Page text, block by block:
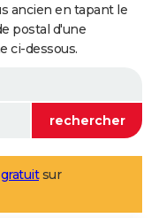
ancien en tapant le
postal d'une
ci-dessous.
sur